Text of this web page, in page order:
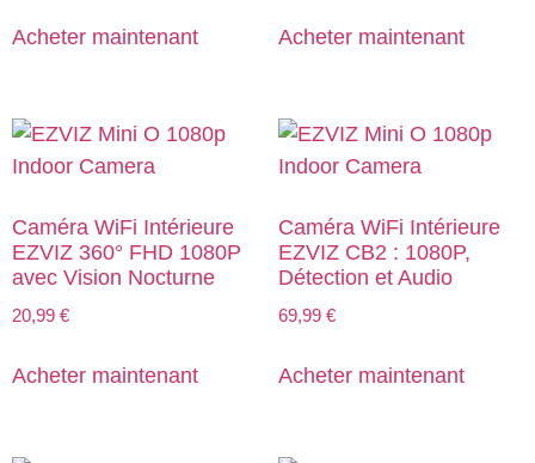
Acheter maintenant Acheter maintenant
Caméra WiFi Intérieure
EZVIZ 360° FHD 1080P
avec Vision Nocturne
20,99 €
Acheter maintenant
Caméra WiFi Intérieure
EZVIZ CB2 : 1080P,
Détection et Audio
69,99 €
Acheter maintenant